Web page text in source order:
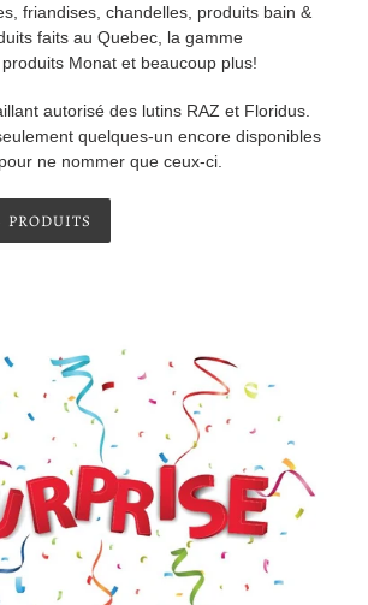
friandises, chandelles, produits bain &
faits au Quebec, la gamme
Monat et beaucoup plus!
autorisé des lutins RAZ et Floridus.
quelques-un encore disponibles
ne nommer que ceux-ci.
PRODUITS